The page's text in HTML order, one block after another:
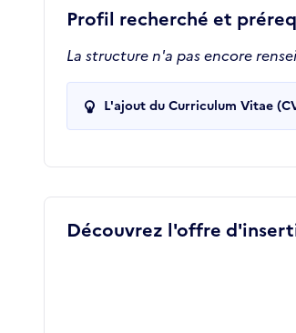
Profil recherché et
La structure n'a pas encore
L'ajout du Curriculum Vitae
Découvrez l'offre